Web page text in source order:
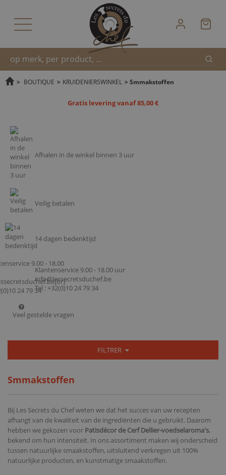
Snel
> BOUTIQUE > KRUIDENIERSWINKEL > Smmakstoffen
Gratis levering vanaf 85,00 €
Afhalen in de winkel binnen 3 uur
Veilig betalen
14 dagen bedenktijd
Klantenservice 9.00 - 18.00 uur
info@lessecretsduchef.be
Tel : +32(0)10 24 79 34
Veel gestelde vragen
FILTRER
Smmakstoffen
Bij Les Secrets du Chef weten we dat het succes van uw recepten
afhangt van de kwaliteit van de ingrediënten die u gebruikt. Daarom
hebben we gekozen voor Patisdécor de Cerf Dellier-voedselaroma's,
bekend om hun intensiteit. In ons assortiment maken wij onderscheid
tussen natuurlijke smaakstoffen, uitsluitend verkregen uit 100%
natuurlijke producten, en kunstmatige smaakstoffen.